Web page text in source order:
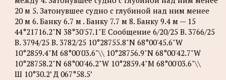
20 м 5. Затонувшее судно с глубиной над ним менее
20 м 6. Банку 6.7 м . Банку 7.7 м 8. Банку 9.4 м — 15
44°21716.2"N 38°30'57.1"Е Сообщение 6/20/25 B. 3766/25
B. 3794/25 В. 3782/25 10°28755.8"N 68°00'45.6"W
10°2859.4"М 68°00'03.6"\\ 10°28756.9"N 68°00'42.7"W
10°28758.2"N 68°00'46.2"W 10°2859.4"М 68°00'03.6"\\
Ш 10°30.2’ Д 067°58.5’